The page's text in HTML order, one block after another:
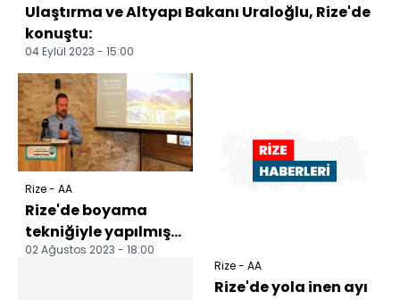
Ulaştırma ve Altyapı Bakanı Uraloğlu, Rize'de
konuştu:
04 Eylül 2023 - 15:00
Rize - AA
Rize'de boyama
tekniğiyle yapılmış
kaya resmi örnekleri
02 Ağustos 2023 - 18:00
Rize - AA
Rize'de yola inen ayı